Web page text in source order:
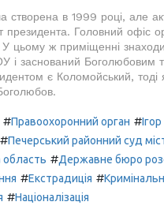
в 1999 році, але
Головний офіс
цьому ж приміщенні
і заснований Боголюбовим
є Коломойський, тоді
#Правоохоронний орган #
#Печерський районний суд
область #Державне бюро
#Екстрадиція #
#Націоналізація